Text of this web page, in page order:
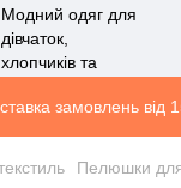
замовлень від
Пелюшки